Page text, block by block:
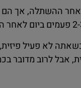
ההשתלה, אך
לא פעיל
אבל לרוב מדובר